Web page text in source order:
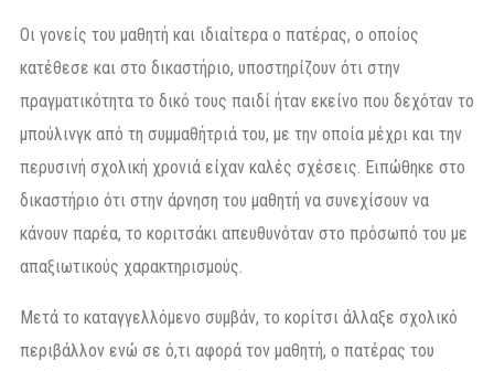
Οι γονείς του μαθητή και ιδιαίτερα ο πατέρας, ο οποίος
κατέθεσε και στο δικαστήριο, υποστηρίζουν ότι στην
πραγματικότητα το δικό τους παιδί ήταν εκείνο που δεχόταν το
μπούλινγκ από τη συμμαθήτριά του, με την οποία μέχρι και την
περυσινή σχολική χρονιά είχαν καλές σχέσεις. Ειπώθηκε στο
δικαστήριο ότι στην άρνηση του μαθητή να συνεχίσουν να
κάνουν παρέα, το κοριτσάκι απευθυνόταν στο πρόσωπό του με
απαξιωτικούς χαρακτηρισμούς.
Μετά το καταγγελλόμενο συμβάν, το κορίτσι άλλαξε σχολικό
περιβάλλον ενώ σε ό,τι αφορά τον μαθητή, ο πατέρας του